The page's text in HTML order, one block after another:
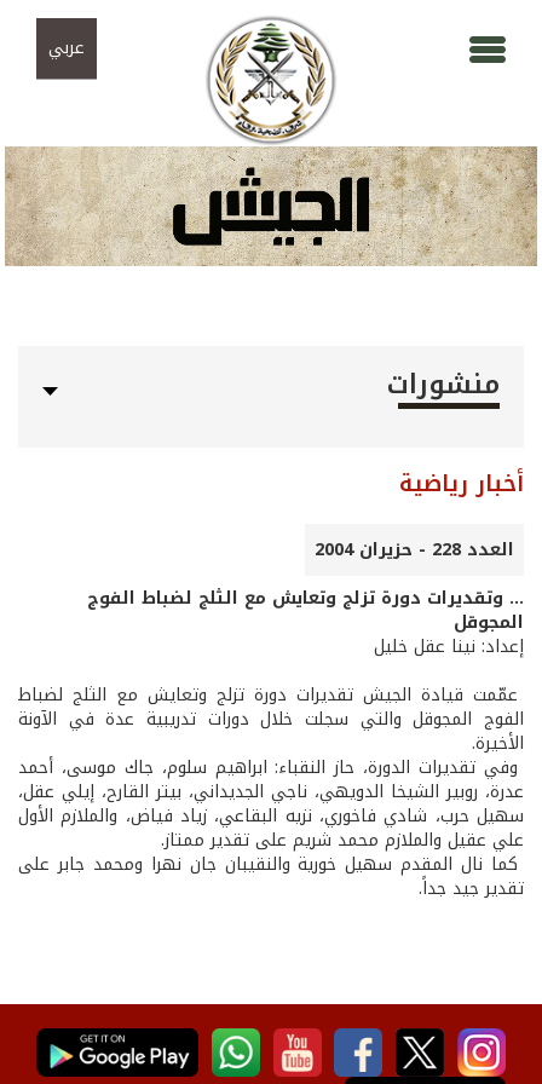
عربي
منشورات
أخبار رياضية
العدد 228 - حزيران 2004
... وتقديرات دورة تزلج وتعايش مع الثلج لضباط الفوج
المجوقل
إعداد: نينا عقل خليل
عمّمت قيادة الجيش تقديرات دورة تزلج وتعايش مع الثلج لضباط
الفوج المجوقل والتي سجلت خلال دورات تدريبية عدة في الآونة
الأخيرة.
وفي تقديرات الدورة، حاز النقباء: ابراهيم سلوم، جاك موسى، أحمد
عدرة، روبير الشيخا الدويهي، ناجي الجديداني، بيتر القارح، إيلي عقل،
سهيل حرب، شادي فاخوري، نزيه البقاعي، زياد فياض، والملازم الأول
علي عقيل والملازم محمد شريم على تقدير ممتاز.
كما نال المقدم سهيل خورية والنقيبان جان نهرا ومحمد جابر على
تقدير جيد جداً.